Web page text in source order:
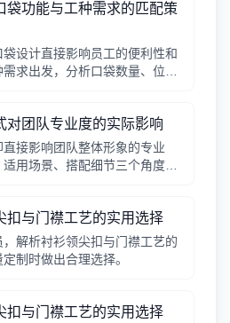
袋功能与工种需求的匹配策
设计直接影响员工的便利性和
求出发，分析口袋数量、位
对团队专业度的实际影响
接影响团队整体形象的专业
用场景、搭配细节三个角度，
扣与门襟工艺的实用选择
解析衬衫领尖扣与门襟工艺的
制时做出合理选择。
扣与门襟工艺的实用选择